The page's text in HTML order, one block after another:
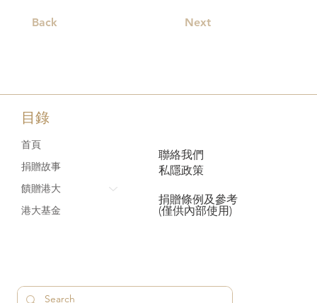
Back Next
目錄
首頁
捐贈故事
饋贈港大
港大基金
聯絡我們
私隱政策
捐贈條例及參考
(僅供內部使用)